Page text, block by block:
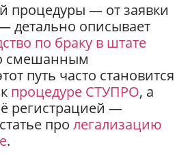
процедуры — от заявки
детально описывает
по браку в штате
смешанным
путь часто становится
процедуре СТУПРО, а
регистрацией —
про легализацию
.